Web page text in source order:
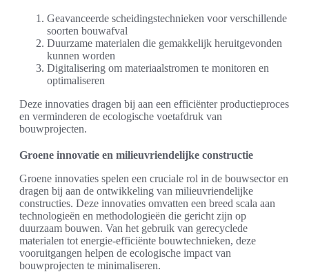
Geavanceerde scheidingstechnieken voor verschillende
soorten bouwafval
Duurzame materialen die gemakkelijk heruitgevonden
kunnen worden
Digitalisering om materiaalstromen te monitoren en
optimaliseren
Deze innovaties dragen bij aan een efficiënter productieproces
en verminderen de ecologische voetafdruk van
bouwprojecten.
Groene innovatie en milieuvriendelijke constructie
Groene innovaties spelen een cruciale rol in de bouwsector en
dragen bij aan de ontwikkeling van milieuvriendelijke
constructies. Deze innovaties omvatten een breed scala aan
technologieën en methodologieën die gericht zijn op
duurzaam bouwen. Van het gebruik van gerecyclede
materialen tot energie-efficiënte bouwtechnieken, deze
vooruitgangen helpen de ecologische impact van
bouwprojecten te minimaliseren.